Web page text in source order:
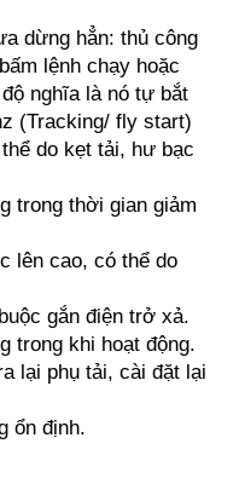
dừng hẳn: thủ công
lệnh chạy hoặc
nghĩa là nó tự bắt
(Tracking/ fly start)
do kẹt tải, hư bạc
trong thời gian giảm
lên cao, có thể do
gắn điện trở xả.
trong khi hoạt động.
lại phụ tải, cài đặt lại
ổn định.